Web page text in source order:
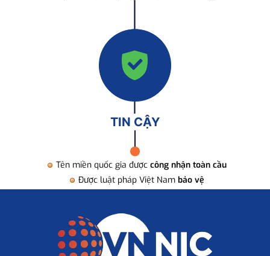
TIN CẬY
Tên miền quốc gia được công nhận toàn cầu
Được luật pháp Việt Nam bảo vệ